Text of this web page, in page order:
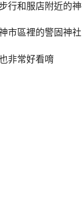
行和服店附近的
市區裡的警固神社
非常好看唷